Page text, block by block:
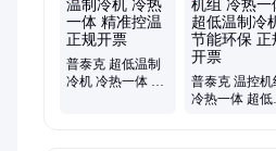
普泰克 超低温制
冷机 冷热一体 精
普泰克 温控机
冷热一体 超低